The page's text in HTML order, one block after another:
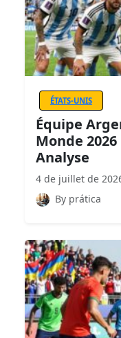
ÉTATS-UNIS
Équipe
Monde
Analyse
4 de juillet de
By prática